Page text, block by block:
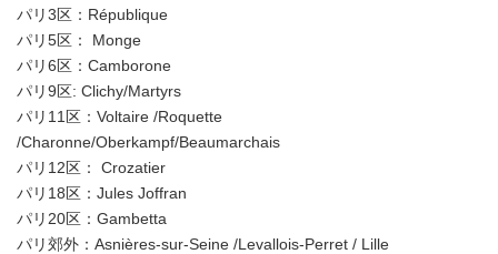
パリ3区：République
パリ5区： Monge
パリ6区：Camborone
パリ9区: Clichy/Martyrs
パリ11区：Voltaire /Roquette
/Charonne/Oberkampf/Beaumarchais
パリ12区： Crozatier
パリ18区：Jules Joffran
パリ20区：Gambetta
パリ郊外：Asnières-sur-Seine /Levallois-Perret / Lille